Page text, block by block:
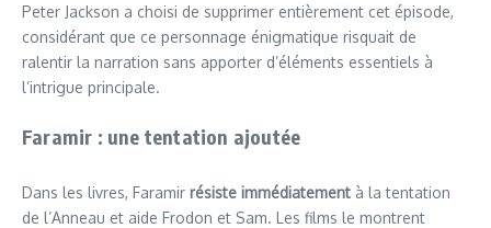
Peter Jackson a choisi de supprimer entièrement cet épisode,
considérant que ce personnage énigmatique risquait de
ralentir la narration sans apporter d’éléments essentiels à
l’intrigue principale.
Faramir : une tentation ajoutée
Dans les livres, Faramir résiste immédiatement à la tentation
de l’Anneau et aide Frodon et Sam. Les films le montrent